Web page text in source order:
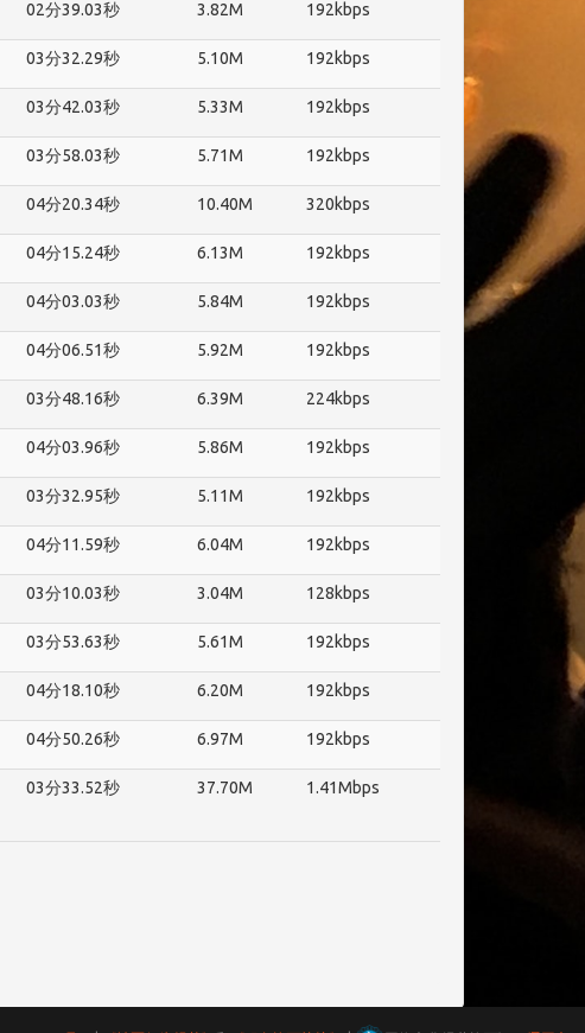
02分39.03秒 3.82M 192kbps
03分32.29秒 5.10M 192kbps
03分42.03秒 5.33M 192kbps
03分58.03秒 5.71M 192kbps
04分20.34秒 10.40M 320kbps
04分15.24秒 6.13M 192kbps
04分03.03秒 5.84M 192kbps
04分06.51秒 5.92M 192kbps
03分48.16秒 6.39M 224kbps
04分03.96秒 5.86M 192kbps
03分32.95秒 5.11M 192kbps
04分11.59秒 6.04M 192kbps
03分10.03秒 3.04M 128kbps
03分53.63秒 5.61M 192kbps
04分18.10秒 6.20M 192kbps
04分50.26秒 6.97M 192kbps
03分33.52秒 37.70M 1.41Mbps